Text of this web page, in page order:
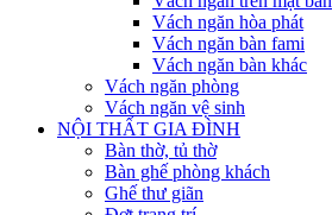
Vách ngăn hòa phát
Vách ngăn bàn fami
Vách ngăn bàn khác
Vách ngăn phòng
Vách ngăn vệ sinh
NỘI THẤT GIA ĐÌNH
Bàn thờ, tủ thờ
Bàn ghế phòng khách
Ghế thư giãn